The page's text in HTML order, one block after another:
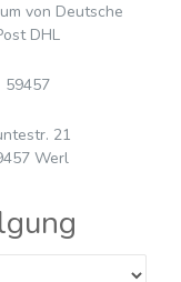
von Deutsche
DHL
59457
21
Werl